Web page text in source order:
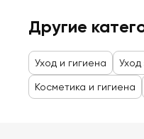
Другие
Уход и гигиена Уход
Косметика и гигиена